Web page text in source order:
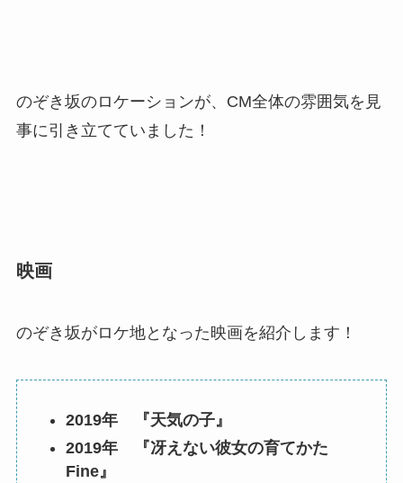
のぞき坂のロケーションが、CM全体の雰囲気を見
事に引き立てていました！
映画
のぞき坂がロケ地となった映画を紹介します！
2019年 『天気の子』
2019年 『冴えない彼女の育てかた
Fine』